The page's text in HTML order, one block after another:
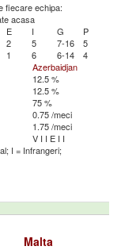
fiecare echipa:
acasa
E I G
P
2 5 7-16
5
1 6 6-14
4
Azerbaidjan
12.5 %
12.5 %
75 %
0.75 /meci
1.75 /meci
V I I E I I
I = Infrangeri;
Malta